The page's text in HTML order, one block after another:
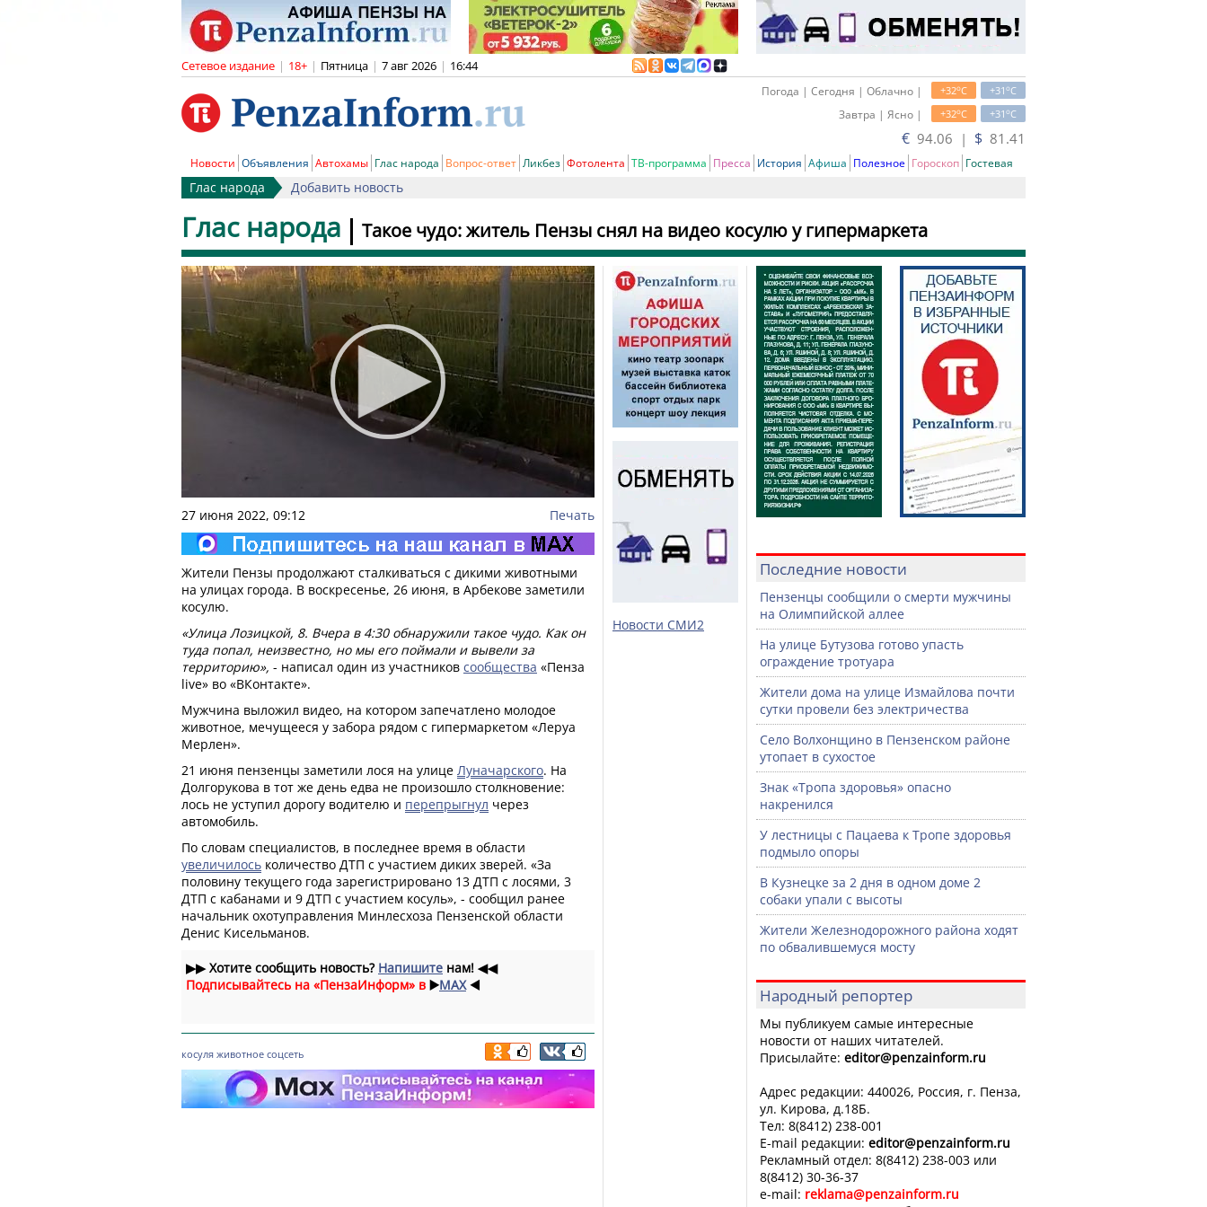
Сетевое издание | 18+ | Пятница | 7 авг 2026 | 16:44
+31oC
+32oC
Погода | Сегодня | Облачно |
+31oC
+32oC
Завтра | Ясно |
€ 94.06 | $ 81.41
Новости Объявления Автохамы Глас народа Вопрос-ответ Ликбез Фотолента ТВ-программа Пресса История Афиша Полезное Гороскоп Гостевая
Глас народа Добавить новость
Такое чудо: житель Пензы снял на видео косулю у гипермаркета
Глас народа
27 июня 2022, 09:12 Печать
Жители Пензы продолжают сталкиваться с дикими животными
на улицах города. В воскресенье, 26 июня, в Арбекове заметили
косулю.
«Улица Лозицкой, 8. Вчера в 4:30 обнаружили такое чудо. Как он
туда попал, неизвестно, но мы его поймали и вывели за
территорию», - написал один из участников сообщества «Пенза
live» во «ВКонтакте».
Мужчина выложил видео, на котором запечатлено молодое
животное, мечущееся у забора рядом с гипермаркетом «Леруа
Мерлен».
21 июня пензенцы заметили лося на улице Луначарского. На
Долгорукова в тот же день едва не произошло столкновение:
лось не уступил дорогу водителю и перепрыгнул через
автомобиль.
По словам специалистов, в последнее время в области
увеличилось количество ДТП с участием диких зверей. «За
половину текущего года зарегистрировано 13 ДТП с лосями, 3
ДТП с кабанами и 9 ДТП с участием косуль», - сообщил ранее
начальник охотуправления Минлесхоза Пензенской области
Денис Кисельманов.
▶▶Хотите сообщить новость? Напишите нам! ◀◀
Подписывайтесь на «ПензаИнформ» в ▶️MAX ◀️
косуля животное соцсеть
Новости СМИ2
Последние новости
Пензенцы сообщили о смерти мужчины
на Олимпийской аллее
На улице Бутузова готово упасть
ограждение тротуара
Жители дома на улице Измайлова почти
сутки провели без электричества
Село Волхонщино в Пензенском районе
утопает в сухостое
Знак «Тропа здоровья» опасно
накренился
У лестницы с Пацаева к Тропе здоровья
подмыло опоры
В Кузнецке за 2 дня в одном доме 2
собаки упали с высоты
Жители Железнодорожного района ходят
по обвалившемуся мосту
Народный репортер
Мы публикуем самые интересные
новости от наших читателей.
Присылайте: editor@penzainform.ru
Адрес редакции: 440026, Россия, г. Пенза,
ул. Кирова, д.18Б.
Тел: 8(8412) 238-001
E-mail редакции: editor@penzainform.ru
Рекламный отдел: 8(8412) 238-003 или
8(8412) 30-36-37
e-mail: reklama@penzainform.ru